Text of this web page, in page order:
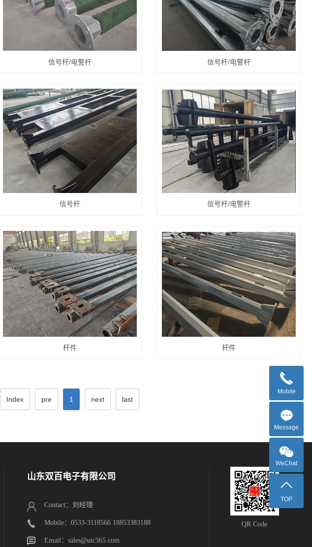
信号杆/电警杆 信号杆/电警杆
信号杆 信号杆/电警杆
杆件 杆件
Index pre 1 next last
山东双百电子有限公司
Contact：刘经理
Mobile：0533-3118566 18853383188
Email：sales@utc365.com
QR Code
Mobile
Message
WeChat
TOP